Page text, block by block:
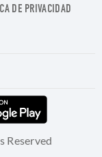
DE PRIVACIDAD
Reserved